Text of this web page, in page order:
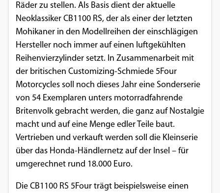
Räder zu stellen. Als Basis dient der aktuelle
Neoklassiker CB1100 RS, der als einer der letzten
Mohikaner in den Modellreihen der einschlägigen
Hersteller noch immer auf einen luftgekühlten
Reihenvierzylinder setzt. In Zusammenarbeit mit
der britischen Customizing-Schmiede 5Four
Motorcycles soll noch dieses Jahr eine Sonderserie
von 54 Exemplaren unters motorradfahrende
Britenvolk gebracht werden, die ganz auf Nostalgie
macht und auf eine Menge edler Teile baut.
Vertrieben und verkauft werden soll die Kleinserie
über das Honda-Händlernetz auf der Insel – für
umgerechnet rund 18.000 Euro.
Die CB1100 RS 5Four trägt beispielsweise einen
Dieser Cookie speichert die ausgewählten
Einverständnis-Optionen des Benutzers
Cookie Laufzeit:
1 Jahr
EXTERNE MEDIEN
Um Inhalte von Videoplattformen und
Social Media Plattformen anzeigen zu
können, werden von diesen externen
Medien Cookies gesetzt.